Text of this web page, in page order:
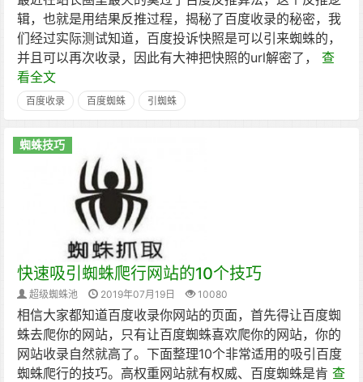
辑，也就是用结果反推过程，揭秘了百度收录的秘密，我
们经过实际测试知道，百度投诉快照是可以引来蜘蛛的，
并且可以再次收录，因此有大神把快照的url解密了， 查
看全文
百度收录 百度蜘蛛 引蜘蛛
蜘蛛技巧
快速吸引蜘蛛爬行网站的10个技巧
超级蜘蛛池 2019年07月19日 10080
相信大家都知道百度收录你网站的页面，首先得让百度蜘
蛛去爬你的网站，只有让百度蜘蛛喜欢爬你的网站，你的
网站收录自然就高了。下面整理10个非常适用的吸引百度
蜘蛛爬行的技巧。高权重网站就有权威、百度蜘蛛是肯 查